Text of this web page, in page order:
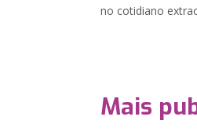
no cotidiano
Mais